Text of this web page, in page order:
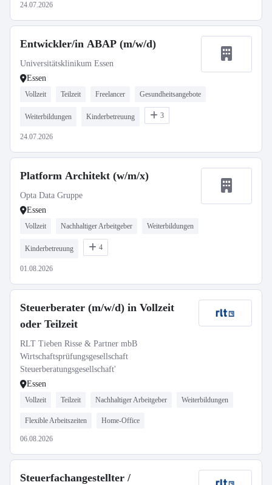
24.07.2026
Entwickler/in ABAP (m/w/d)
Universitätsklinikum Essen
Essen
Vollzeit Teilzeit Freelancer Gesundheitsangebote
Weiterbildungen Kinderbetreuung 3
24.07.2026
Platform Architekt (w/m/x)
Opta Data Gruppe
Essen
Vollzeit Nachhaltiger Arbeitgeber Weiterbildungen
Kinderbetreuung 4
01.08.2026
Steuerberater (m/w/d) in Vollzeit
oder Teilzeit
RLT Tieben Risse & Partner mbB
Wirtschaftsprüfungsgesellschaft
Steuerberatungsgesellschaft'
Essen
Vollzeit Teilzeit Nachhaltiger Arbeitgeber Weiterbildungen
Flexible Arbeitszeiten Home-Office
06.08.2026
Steuerfachangestellter /